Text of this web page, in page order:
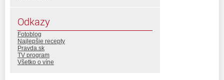
Odkazy
Fotoblog
Najlepšie recepty
Pravda.sk
TV program
Všetko o víne